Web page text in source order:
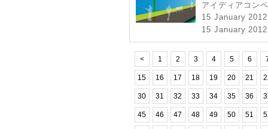
アイディアコン
15 January 2012
15 January
< 1 2 3 4 5 6
15 16 17 18 19 20 21
30 31 32 33 34 35 36
45 46 47 48 49 50 51